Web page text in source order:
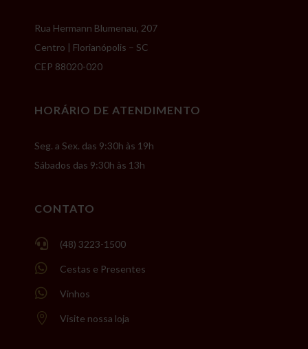
Rua Hermann Blumenau, 207
Centro | Florianópolis – SC
CEP 88020-020
HORÁRIO DE ATENDIMENTO
Seg. a Sex. das 9:30h às 19h
Sábados das 9:30h às 13h
CONTATO
 (48) 3223-1500
 Cestas e Presentes
 Vinhos
 Visite nossa loja